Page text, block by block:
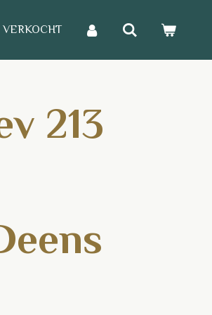
VERKOCHT
213